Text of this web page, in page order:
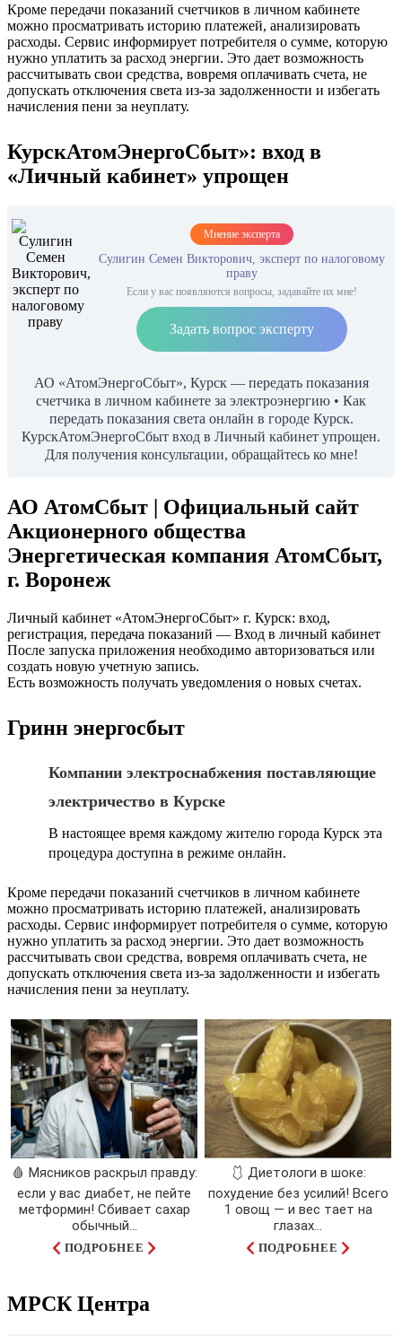
Кроме передачи показаний счетчиков в личном кабинете
можно просматривать историю платежей, анализировать
расходы. Сервис информирует потребителя о сумме, которую
нужно уплатить за расход энергии. Это дает возможность
рассчитывать свои средства, вовремя оплачивать счета, не
допускать отключения света из-за задолженности и избегать
начисления пени за неуплату.
КурскАтомЭнергоСбыт»: вход в
«Личный кабинет» упрощен
Мнение эксперта
Сулигин Семен Викторович, эксперт по налоговому
праву
Если у вас появляются вопросы, задавайте их мне!
Задать вопрос эксперту
АО «АтомЭнергоСбыт», Курск — передать показания
счетчика в личном кабинете за электроэнергию • Как
передать показания света онлайн в городе Курск.
КурскАтомЭнергоСбыт вход в Личный кабинет упрощен.
Для получения консультации, обращайтесь ко мне!
АО АтомСбыт | Официальный сайт
Акционерного общества
Энергетическая компания АтомСбыт,
г. Воронеж
Личный кабинет «АтомЭнергоСбыт» г. Курск: вход,
регистрация, передача показаний — Вход в личный кабинет
После запуска приложения необходимо авторизоваться или
создать новую учетную запись.
Есть возможность получать уведомления о новых счетах.
Гринн энергосбыт
Компании электроснабжения поставляющие
электричество в Курске
В настоящее время каждому жителю города Курск эта
процедура доступна в режиме онлайн.
Кроме передачи показаний счетчиков в личном кабинете
можно просматривать историю платежей, анализировать
расходы. Сервис информирует потребителя о сумме, которую
нужно уплатить за расход энергии. Это дает возможность
рассчитывать свои средства, вовремя оплачивать счета, не
допускать отключения света из-за задолженности и избегать
начисления пени за неуплату.
🩸 Мясников раскрыл правду:
если у вас диабет, не пейте
метформин! Сбивает сахар
обычный...
ПОДРОБНЕЕ
🩱 Диетологи в шоке:
похудение без усилий! Всего
1 овощ — и вес тает на
глазах…
ПОДРОБНЕЕ
МРСК Центра